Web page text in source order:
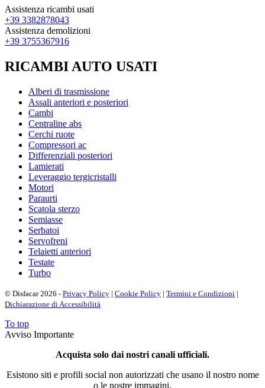
Assistenza ricambi usati
+39 3382878043
Assistenza demolizioni
+39 3755367916
RICAMBI AUTO USATI
Alberi di trasmissione
Assali anteriori e posteriori
Cambi
Centraline abs
Cerchi ruote
Compressori ac
Differenziali posteriori
Lamierati
Leveraggio tergicristalli
Motori
Paraurti
Scatola sterzo
Semiasse
Serbatoi
Servofreni
Telaietti anteriori
Testate
Turbo
© Disfacar 2026 - Privacy Policy | Cookie Policy | Termini e Condizioni |
Dichiarazione di Accessibilità
To top
Avviso Importante
Acquista solo dai nostri canali ufficiali.
Esistono siti e profili social non autorizzati che usano il nostro nome
o le nostre immagini.